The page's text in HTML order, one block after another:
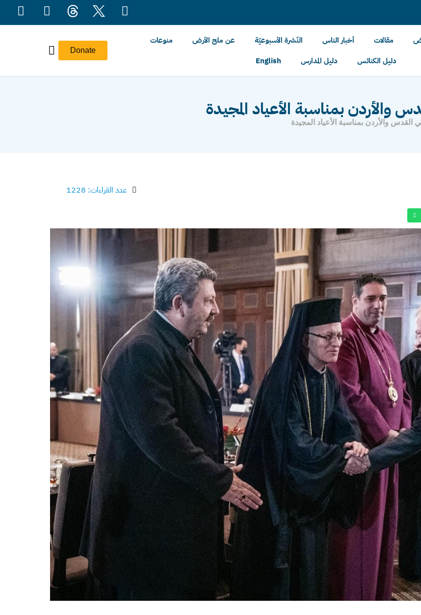
Donate
مقالات أخبار الناس النّشرة الأسبوعيّة عن ملح الأرض
منوعات
دليل الكنائس
دليل المدارس English
والأردن بمناسبة الأعياد المجيدة
والأردن بمناسبة الأعياد المجيدة
عدد القراءات: 1228